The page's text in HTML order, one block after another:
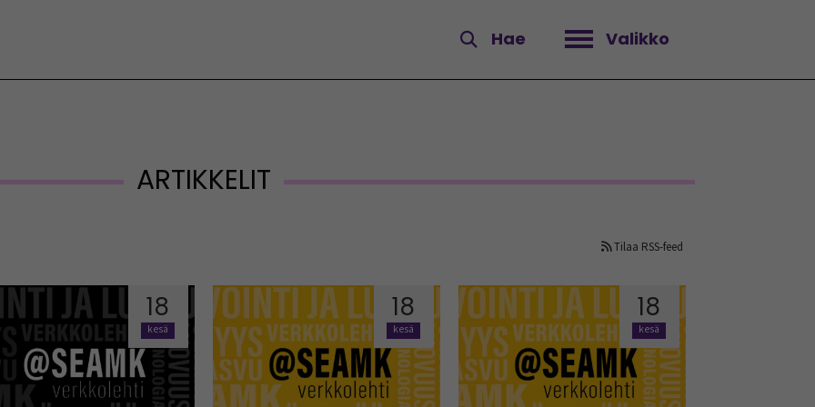
Hae Valikko
Avaa valikko
ARTIKKELIT
Tilaa RSS-feed
18
kesä
18
kesä
18
kesä